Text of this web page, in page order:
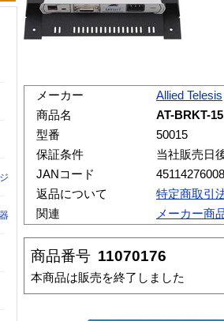
メーカー
Allied Telesis
商品名
AT-BRKT-15
型番
50015
保証条件
当社販売日
JANコード
返品について
特定商取引
関連
メーカー商
商品番号 11070176
本商品は販売を終了しました